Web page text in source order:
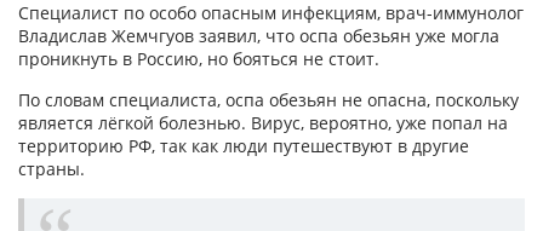
Специалист по особо опасным инфекциям, врач-иммунолог
Владислав Жемчгуов заявил, что оспа обезьян уже могла
проникнуть в Россию, но бояться не стоит.
По словам специалиста, оспа обезьян не опасна, поскольку
является лёгкой болезнью. Вирус, вероятно, уже попал на
территорию РФ, так как люди путешествуют в другие
страны.